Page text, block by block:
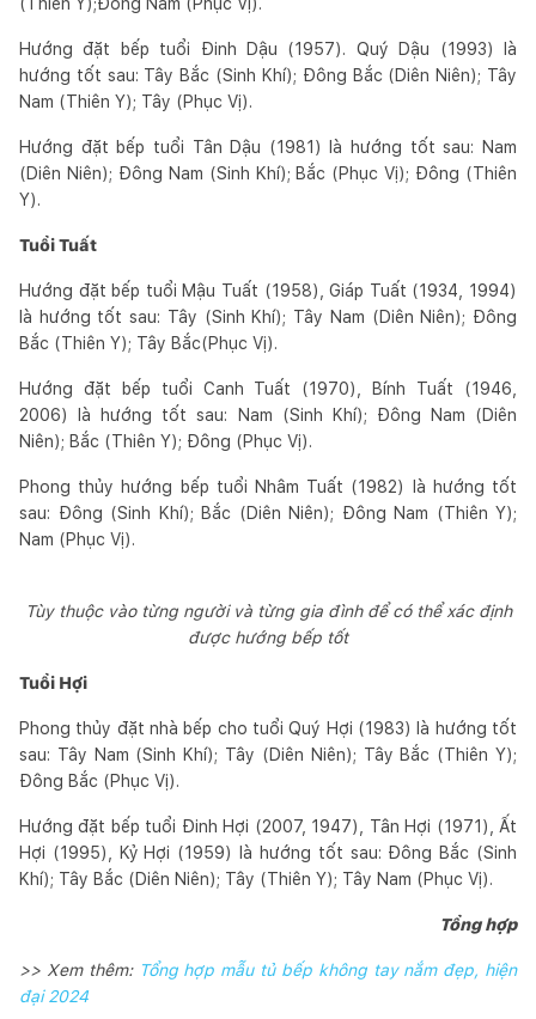
Hướng đặt bếp tuổi Đinh Dậu (1957). Quý Dậu (1993) là
hướng tốt sau: Tây Bắc (Sinh Khí); Đông Bắc (Diên Niên); Tây
Nam (Thiên Y); Tây (Phục Vị).
Hướng đặt bếp tuổi Tân Dậu (1981) là hướng tốt sau: Nam
(Diên Niên); Đông Nam (Sinh Khí); Bắc (Phục Vị); Đông (Thiên
Y).
Tuổi Tuất
Hướng đặt bếp tuổi Mậu Tuất (1958), Giáp Tuất (1934, 1994)
là hướng tốt sau: Tây (Sinh Khí); Tây Nam (Diên Niên); Đông
Bắc (Thiên Y); Tây Bắc(Phục Vị).
Hướng đặt bếp tuổi Canh Tuất (1970), Bính Tuất (1946,
2006) là hướng tốt sau: Nam (Sinh Khí); Đông Nam (Diên
Niên); Bắc (Thiên Y); Đông (Phục Vị).
Phong thủy hướng bếp tuổi Nhâm Tuất (1982) là hướng tốt
sau: Đông (Sinh Khí); Bắc (Diên Niên); Đông Nam (Thiên Y);
Nam (Phục Vị).
Tùy thuộc vào từng người và từng gia đình để có thể xác định
được hướng bếp tốt
Tuổi Hợi
Phong thủy đặt nhà bếp cho tuổi Quý Hợi (1983) là hướng tốt
sau: Tây Nam (Sinh Khí); Tây (Diên Niên); Tây Bắc (Thiên Y);
Đông Bắc (Phục Vị).
Hướng đặt bếp tuổi Đinh Hợi (2007, 1947), Tân Hợi (1971), Ất
Hợi (1995), Kỷ Hợi (1959) là hướng tốt sau: Đông Bắc (Sinh
Khí); Tây Bắc (Diên Niên); Tây (Thiên Y); Tây Nam (Phục Vị).
Tổng hợp
>> Xem thêm: Tổng hợp mẫu tủ bếp không tay nắm đẹp, hiện
đại 2024